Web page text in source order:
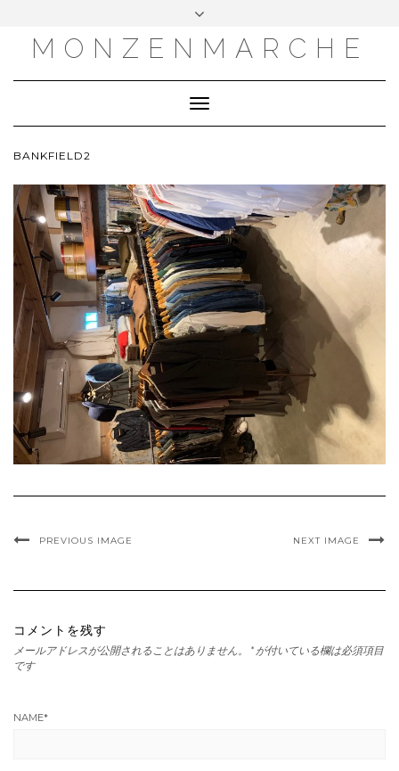
MONZENMARCHE
Toggle
Navigation
BANKFIELD2
PREVIOUS IMAGE NEXT IMAGE
コメントを残す
メールアドレスが公開されることはありません。 * が付いている欄は必須項目
です
NAME*